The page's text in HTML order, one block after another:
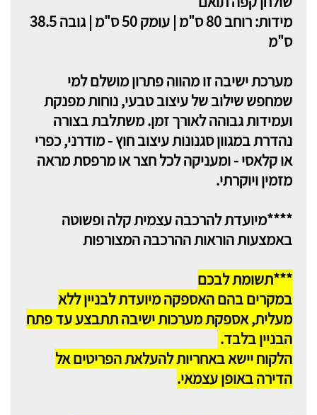
מידות: רוחב 80 ס"מ | עומק 50 ס"מ | גובה 38.5
ס"מ
מערכת ישיבה זו מהווה פתרון מושלם למי
שמחפש שילוב של עיצוב טבעי, נוחות מפנקת
ועמידות גבוהה לאורך זמן. משתלבת בצורה
נהדרת במגוון סגנונות עיצוב חוץ - מודרני, כפרי
או קלאסי - ומעניקה לכל חצר או מרפסת מראה
מזמין ויוקרתי.
****מיועדת להרכבה עצמית קלה ופשוטה
באמצעות הוראות ההרכבה המצורפות
***תשומת לבכם
במקרים בהם האספקה מיועדת לבניין ללא
מעלית, אספקת מערכות ישיבה תתבצע עד פתח
הבניין בלבד.
הלקוח יישא באחריות להעלאת הפריטים אל
הדירה באופן עצמאי.